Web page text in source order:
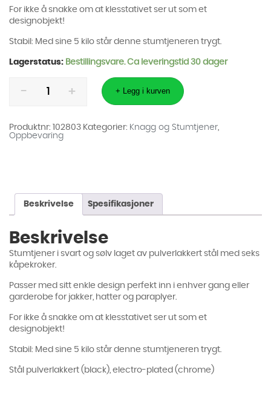
For ikke å snakke om at klesstativet ser ut som et
designobjekt!
Stabil: Med sine 5 kilo står denne stumtjeneren trygt.
Lagerstatus: Bestillingsvare. Ca leveringstid 30 dager
Casino
Svart
antall
+ Legg i kurven
Produktnr: 102803 Kategorier: Knagg og Stumtjener
Oppbevaring
Beskrivelse Spesifikasjoner
Beskrivelse
Stumtjener i svart og sølv laget av pulverlakkert stål med seks
kåpekroker.
Passer med sitt enkle design perfekt inn i enhver gang eller
garderobe for jakker, hatter og paraplyer.
For ikke å snakke om at klesstativet ser ut som et
designobjekt!
Stabil: Med sine 5 kilo står denne stumtjeneren trygt.
Stål pulverlakkert (black), electro-plated (chrome)